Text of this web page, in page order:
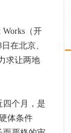
（开
在北京、
求让两地
个月，是
体条件